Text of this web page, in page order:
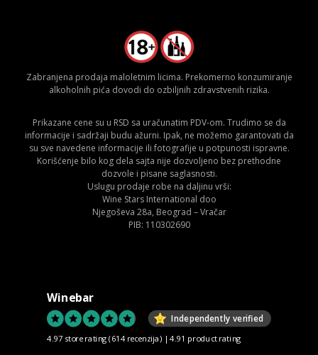
Zabranjena prodaja maloletnim licima. Prekomerno konzumiranje
alkoholnih pića dovodi do ozbiljnih zdravstvenih rizika.
Prikazane cene su u RSD sa uračunatim PDV-om. Trudimo se da
informacije i sadržaji budu ažurni. Ipak, ne možemo garantovati da
su sve navedene informacije ili fotografije u potpunosti ispravne.
Korišćenje bilo kog dela sajta nije dozvoljeno bez prethodne
dozvole i pisane saglasnosti.
Uslugu prodaje robe na daljinu vrši:
Wine Stars International doo
Njegoševa 28a, Beograd – Vračar
PIB: 110302690
Winebar
Independently verified
4.97 store rating (614 recenzija) |4.91 product rating